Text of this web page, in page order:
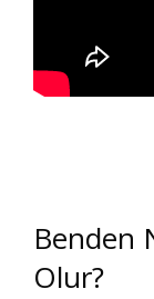
Benden
Olur?